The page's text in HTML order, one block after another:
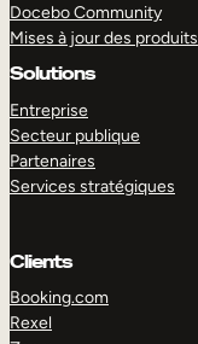
Docebo Community
Mises à jour des produits
Solutions
Entreprise
Secteur publique
Partenaires
Services stratégiques
Clients
Booking.com
Rexel